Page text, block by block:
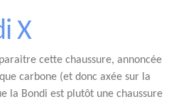
X
cette chaussure, annoncée
carbone (et donc axée sur la
la Bondi est plutôt une chaussure